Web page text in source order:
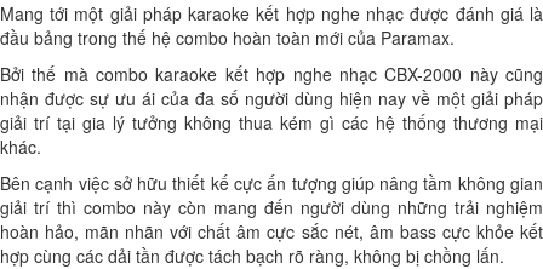
Mang tới một giải pháp karaoke kết hợp nghe nhạc được đánh giá là
đầu bảng trong thế hệ combo hoàn toàn mới của Paramax.
Bởi thế mà combo karaoke kết hợp nghe nhạc CBX-2000 này cũng
nhận được sự ưu ái của đa số người dùng hiện nay về một giải pháp
giải trí tại gia lý tưởng không thua kém gì các hệ thống thương mại
khác.
Bên cạnh việc sở hữu thiết kế cực ấn tượng giúp nâng tầm không gian
giải trí thì combo này còn mang đến người dùng những trải nghiệm
hoàn hảo, mãn nhãn với chất âm cực sắc nét, âm bass cực khỏe kết
hợp cùng các dải tần được tách bạch rõ ràng, không bị chồng lấn.